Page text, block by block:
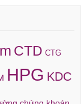
CTD CTG
HPG KDC